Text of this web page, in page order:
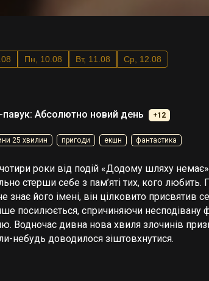
Пн, 10.08 Вт, 11.08 Ср, 12.08
Абсолютно новий день +12
25 хвилин пригоди екшн фантастика
роки від подій «Додому шляху
стерши себе з пам’яті тих, кого
знає його імені, він цілковито присвятив
посилюється, спричиняючи
Водночас дивна нова хвиля злочинів
небудь доводилося зіштовхнутися.